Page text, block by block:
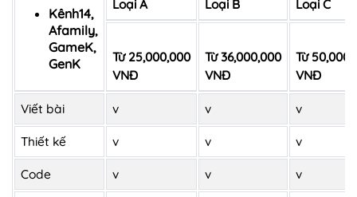
Kênh14,
Afamily,
GameK,
GenK
Loại A Loại B Loại C
Từ 25,000,000
VNĐ
Từ 36,000,000
VNĐ
Từ
VNĐ
Viết bài v v v
Thiết kế v v v
Code v v v